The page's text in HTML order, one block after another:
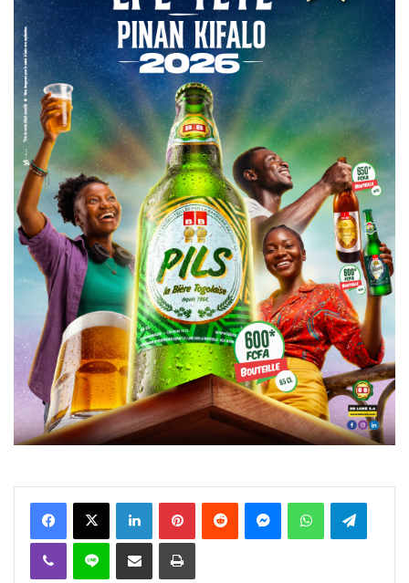
FacebookX Linkedin PinterestReddit MessengerWhatsAppTelegram
Viber Ligne Partager par email Imprimer